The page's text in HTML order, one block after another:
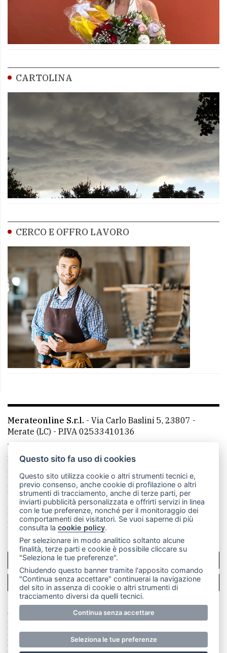
CARTOLINA
CERCO E OFFRO LAVORO
Merateonline S.r.l. - Via Carlo Baslini 5, 23807 -
Merate (LC) - P.IVA 02533410136
Telefono:
mail: redazione@merateonline.it
La redazione
CasateOnline LeccoOnline
RSS
Made by VIP
Privacy policy
Cookie policy
Rivedi le tue scelte sui cookie
SCRIVICI
PER LA TUA PUBBLICITÀ
© Copyright Merateonline S.r.l. - Tutti i diritti riservati.
E' proibita la riproduzione e pubblicazione anche
parziale di testi, articoli e immagini senza la
preventiva autorizzazione scritta dell'editore. RI Lecco
Questo sito fa uso di cookies
Questo sito utilizza cookie o altri strumenti tecnici e,
previo consenso, anche cookie di profilazione o altri
strumenti di tracciamento, anche di terze parti, per
inviarti pubblicità personalizzata e offrirti servizi in linea
con le tue preferenze, nonché per il monitoraggio dei
comportamenti dei visitatori. Se vuoi saperne di più
consulta lacookie policy.
Per selezionare in modo analitico soltanto alcune
finalità, terze parti e cookie è possibile cliccare su
"Seleziona le tue preferenze".
Chiudendo questo banner tramite l'apposito comando
"Continua senza accettare" continuerai la navigazione
del sito in assenza di cookie o altri strumenti di
tracciamento diversi da quelli tecnici.
Continua senza accettare
Seleziona le tue preferenze